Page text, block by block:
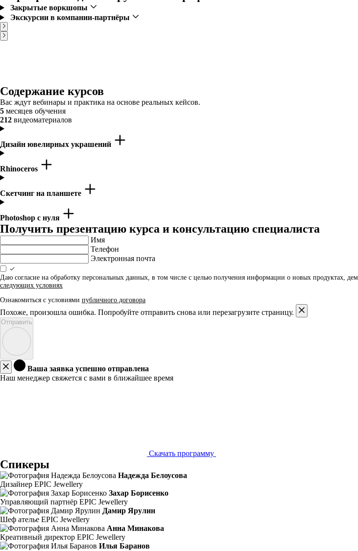
Закрытые воркшопы
Экскурсии в компании-партнёры
Содержание курсов
Вас ждут вебинары и практика на основе реальных кейсов.
5 месяцев обучения
212 видеоматериалов
Дизайн ювелирных украшений
Rhinoceros
Скетчинг на планшете
Photoshop с нуля
Получить презентацию курса и консультацию специалиста
Имя
Телефон
Электронная почта
Даю согласие на обработку персональных данных, в том числе с целью получения информации о новых продуктах,
следующих условиях
Ознакомиться с условиями публичного договора
Похоже, произошла ошибка. Попробуйте отправить снова или перезагрузите страницу.
Отправить
Ваша заявка успешно отправлена
Наш менеджер свяжется с вами в ближайшее время
Скачать программу
Спикеры
Надежда Белоусова
Дизайнер EPIC Jewellery
Захар Борисенко
Управляющий партнёр EPIC Jewellery
Дамир Ярулин
Шеф ателье EPIC Jewellery
Анна Минакова
Креативный директор EPIC Jewellery
Илья Баранов